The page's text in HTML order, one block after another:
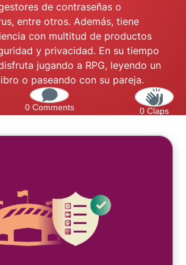
de contraseñas o
entre otros. Además, tiene
con multitud de productos
y privacidad. En su tiempo
jugando a RPG, leyendo un
o paseando con su pareja.
0 Comments 0 Claps